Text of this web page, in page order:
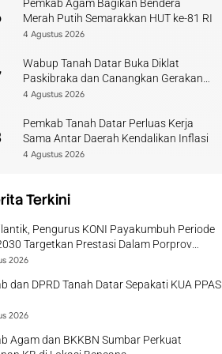
Pemkab Agam Bagikan Bendera
Merah Putih Semarakkan HUT ke-81 RI
4 Agustus 2026
Wabup Tanah Datar Buka Diklat
Paskibraka dan Canangkan Gerakan
Bendera
4 Agustus 2026
Pemkab Tanah Datar Perluas Kerja
Sama Antar Daerah Kendalikan Inflasi
4 Agustus 2026
Terkini
Pengurus KONI Payakumbuh Periode
Targetkan Prestasi Dalam Porprov
2026
dan DPRD Tanah Datar Sepakati KUA PPAS
2026
Agam dan BKKBN Sumbar Perkuat